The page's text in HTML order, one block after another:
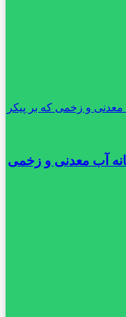
معدنی و زخمی که بر پیکر
آب معدنی و زخمی